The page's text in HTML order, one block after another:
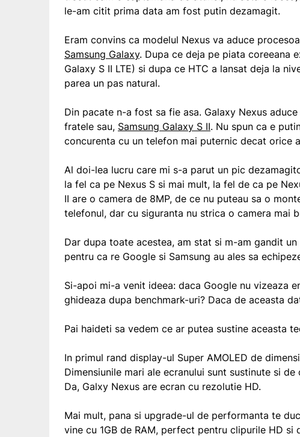
le-am citit prima data am fost putin dezamagit.
Eram convins ca modelul Nexus va aduce
Samsung Galaxy. Dupa ce deja pe piata coreeana
Galaxy S II LTE) si dupa ce HTC a lansat deja la
parea un pas natural.
Din pacate n-a fost sa fie asa. Galaxy Nexus
fratele sau, Samsung Galaxy S II. Nu spun ca e
concurenta cu un telefon mai puternic decat orice
Al doi-lea lucru care mi s-a parut un pic
la fel ca pe Nexus S si mai mult, la fel de ca pe
II are o camera de 8MP, de ce nu puteau sa o
telefonul, dar cu siguranta nu strica o camera mai
Dar dupa toate acestea, am stat si m-am gandit
pentru ca re Google si Samsung au ales sa
Si-apoi mi-a venit ideea: daca Google nu vizeaza
ghideaza dupa benchmark-uri? Daca de aceasta
Pai haideti sa vedem ce ar putea sustine aceasta
In primul rand display-ul Super AMOLED de
Dimensiunile mari ale ecranului sunt sustinute si
Da, Galxy Nexus are ecran cu rezolutie HD.
Mai mult, pana si upgrade-ul de performanta te
vine cu 1GB de RAM, perfect pentru clipurile HD